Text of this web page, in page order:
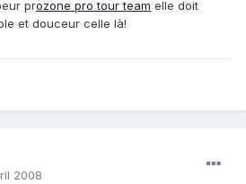
prozone pro tour team elle doit
et douceur celle là!
2008